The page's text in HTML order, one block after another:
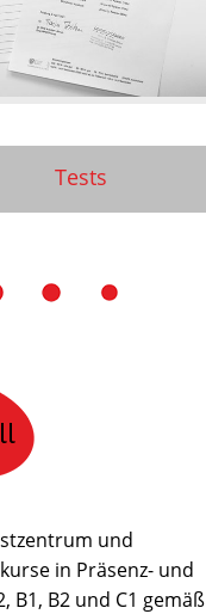
Tests
und
in Präsenz- und
B2 und C1 gemäß